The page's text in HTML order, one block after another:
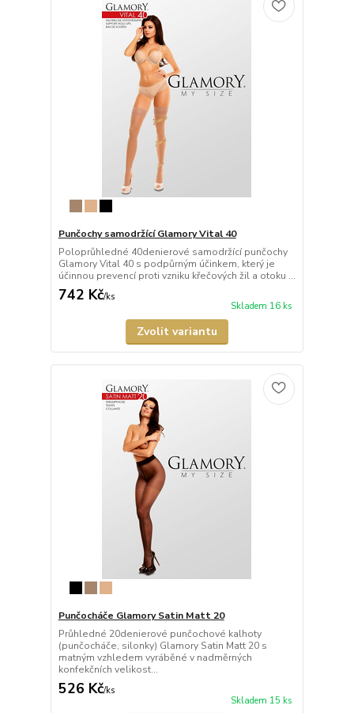
Punčochy samodržící Glamory Vital 40
Poloprůhledné 40denierové samodržící punčochy
Glamory Vital 40 s podpůrným účinkem, který je
účinnou prevencí proti vzniku křečových žil a otoku ...
742 Kč/ks
Skladem 16 ks
Zvolit variantu
Punčocháče Glamory Satin Matt 20
Průhledné 20denierové punčochové kalhoty
(punčocháče, silonky) Glamory Satin Matt 20 s
matným vzhledem vyráběné v nadměrných
konfekčních velikost...
526 Kč/ks
Skladem 15 ks